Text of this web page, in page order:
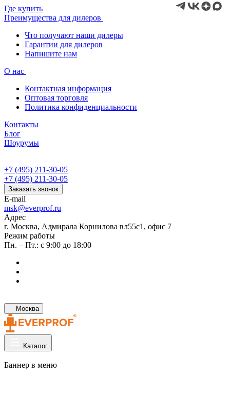
Где купить
Преимущества для дилеров
Что получают наши дилеры
Гарантии для дилеров
Напишите нам
О нас
Контактная информация
Оптовая торговля
Политика конфиденциальности
Контакты
Блог
Шоурумы
+7 (495) 211-30-05
+7 (495) 211-30-05
Заказать звонок
E-mail
msk@everprof.ru
Адрес
г. Москва, Адмирала Корнилова вл55с1, офис 7
Режим работы
Пн. – Пт.: с 9:00 до 18:00
Москва
Каталог
Баннер в меню